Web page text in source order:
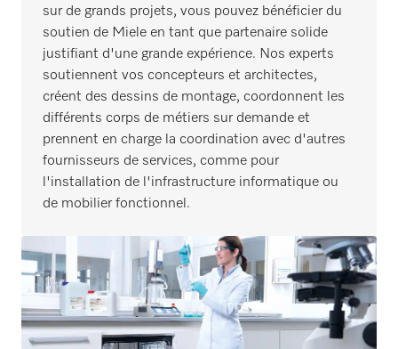
sur de grands projets, vous pouvez bénéficier du
soutien de Miele en tant que partenaire solide
justifiant d'une grande expérience. Nos experts
soutiennent vos concepteurs et architectes,
créent des dessins de montage, coordonnent les
différents corps de métiers sur demande et
prennent en charge la coordination avec d'autres
fournisseurs de services, comme pour
l'installation de l'infrastructure informatique ou
de mobilier fonctionnel.